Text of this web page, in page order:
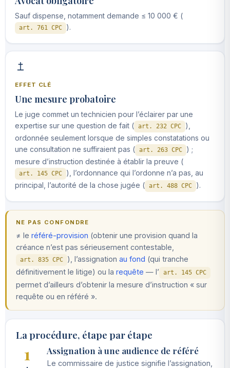
Sauf dispense, notamment demande ≤ 10 000 € (
art. 761 CPC ).
EFFET CLÉ
Une mesure probatoire
Le juge commet un technicien pour l’éclairer par une
expertise sur une question de fait ( art. 232 CPC
),
ordonnée seulement lorsque de simples constatations ou
une consultation ne suffiraient pas ( art. 263 CPC
) ;
mesure d’instruction destinée à établir la preuve (
art. 145 CPC
), l’ordonnance qui l’ordonne n’a pas, au
principal, l’autorité de la chose jugée ( art. 488 CPC ).
NE PAS CONFONDRE
≠ le référé-provision (obtenir une provision quand la
créance n’est pas sérieusement contestable,
art. 835 CPC ), l’assignation au fond (qui tranche
définitivement le litige) ou la requête — l’ art. 145 CPC
permet d’ailleurs d’obtenir la mesure d’instruction « sur
requête ou en référé ».
La procédure, étape par étape
1 Assignation à une audience de référé
Le commissaire de justice signifie l’assignation,